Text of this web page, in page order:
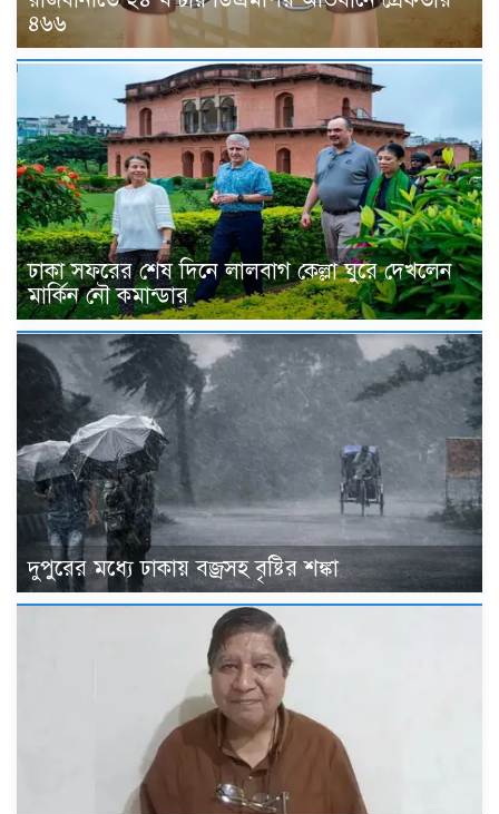
৪৬৬
ঢাকা সফরের শেষ দিনে লালবাগ কেল্লা ঘুরে দেখলেন
মার্কিন নৌ কমান্ডার
দুপুরের মধ্যে ঢাকায় বজ্রসহ বৃষ্টির শঙ্কা